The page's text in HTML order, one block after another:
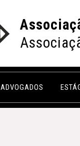
ADVOGADOS